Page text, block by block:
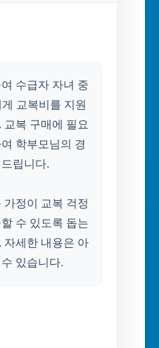
수급자 자녀 중
교복비를 지원
복 구매에 필요
학부모님의 경
립니다.
가정이 교복 걱정
수 있도록 돕는
자세한 내용은 아
있습니다.